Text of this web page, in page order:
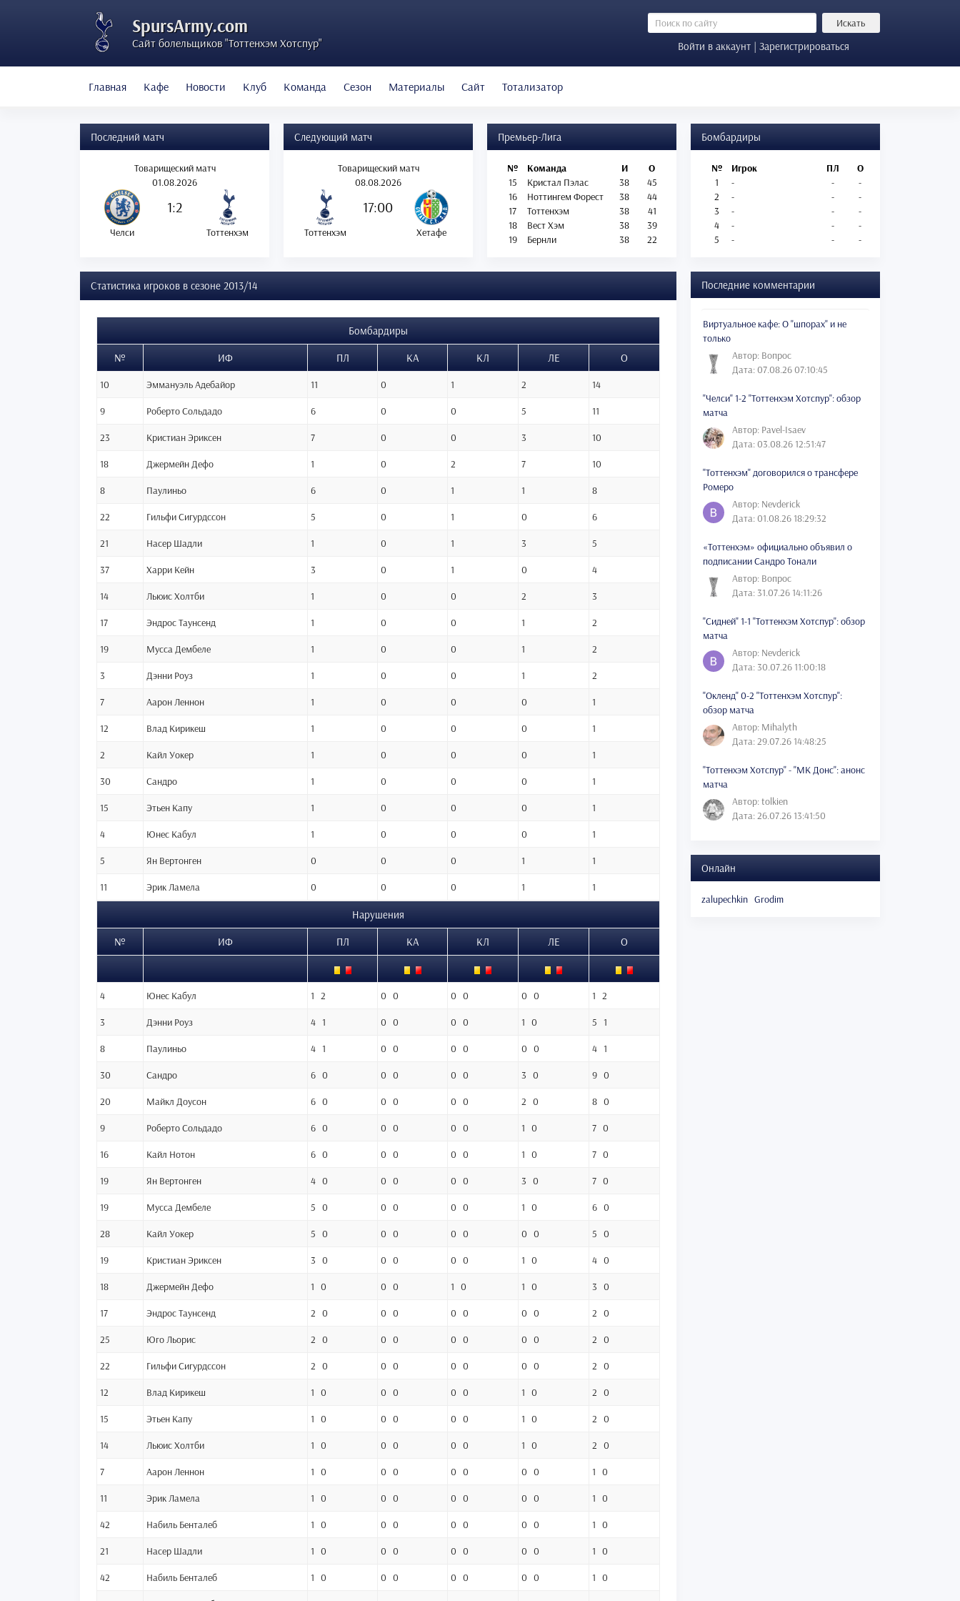
SpursArmy.com
Сайт болельщиков "Тоттенхэм Хотспур"
Искать
Войти в аккаунт | Зарегистрироваться
Главная Кафе Новости Клуб Команда Сезон Материалы Сайт Тотализатор
Последний матч
Товарищеский матч
01.08.2026
1:2
Челси Тоттенхэм
Следующий матч
Товарищеский матч
08.08.2026
17:00
Тоттенхэм Хетафе
Премьер-Лига
№ Команда И
О
15
Кристал Пэлас 38
45
16
Ноттингем Форест 38
44
17
Тоттенхэм 38
41
18
Вест Хэм 38
39
19
Бернли 38 22
Бомбардиры
№ Игрок ПЛ
О
1
- -
-
2
- -
-
3
- -
-
4
- -
-
5
- - -
Статистика игроков в сезоне 2013/14
Бомбардиры
№
ИФ ПЛ КА КЛ ЛЕ О
10 Эммануэль Адебайор 11 0 1 2 14
9 Роберто Сольдадо 6 0 0 5 11
23 Кристиан Эриксен 7 0 0 3 10
18 Джермейн Дефо 1 0 2 7 10
8 Паулиньо 6 0 1 1 8
22 Гильфи Сигурдссон 5 0 1 0 6
21 Насер Шадли 1 0 1 3 5
37 Харри Кейн 3 0 1 0 4
14 Льюис Холтби 1 0 0 2 3
17 Эндрос Таунсенд 1 0 0 1 2
19 Мусса Дембеле 1 0 0 1 2
3 Дэнни Роуз 1 0 0 1 2
7 Аарон Леннон 1 0 0 0 1
12 Влад Кирикеш 1 0 0 0 1
2 Кайл Уокер 1 0 0 0 1
30 Сандро 1 0 0 0 1
15 Этьен Капу 1 0 0 0 1
4 Юнес Кабул 1 0 0 0 1
5 Ян Вертонген 0 0 0 1 1
11 Эрик Ламела 0 0 0 1 1
Нарушения
№
ИФ ПЛ КА КЛ ЛЕ О
4 Юнес Кабул 1 2 0 0 0 0 0 0 1 2
3 Дэнни Роуз 4 1 0 0 0 0 1 0 5 1
8 Паулиньо 4 1 0 0 0 0 0 0 4 1
30 Сандро 6 0 0 0 0 0 3 0 9 0
20 Майкл Доусон 6 0 0 0 0 0 2 0 8 0
9 Роберто Сольдадо 6 0 0 0 0 0 1 0 7 0
16 Кайл Нотон 6 0 0 0 0 0 1 0 7 0
19 Ян Вертонген 4 0 0 0 0 0 3 0 7 0
19 Мусса Дембеле 5 0 0 0 0 0 1 0 6 0
28 Кайл Уокер 5 0 0 0 0 0 0 0 5 0
19 Кристиан Эриксен 3 0 0 0 0 0 1 0 4 0
18 Джермейн Дефо 1 0 0 0 1 0 1 0 3 0
17 Эндрос Таунсенд 2 0 0 0 0 0 0 0 2 0
25 Юго Льорис 2 0 0 0 0 0 0 0 2 0
22 Гильфи Сигурдссон 2 0 0 0 0 0 0 0 2 0
12 Влад Кирикеш 1 0 0 0 0 0 1 0 2 0
15 Этьен Капу 1 0 0 0 0 0 1 0 2 0
14 Льюис Холтби 1 0 0 0 0 0 1 0 2 0
7 Аарон Леннон 1 0 0 0 0 0 0 0 1 0
11 Эрик Ламела 1 0 0 0 0 0 0 0 1 0
42 Набиль Бенталеб 1 0 0 0 0 0 0 0 1 0
21 Насер Шадли 1 0 0 0 0 0 0 0 1 0
42 Набиль Бенталеб 1 0 0 0 0 0 0 0 1 0
Последние комментарии
Виртуальное кафе: О "шпорах" и не
только
Автор: Вопрос
Дата: 07.08.26 07:10:45
"Челси" 1-2 "Тоттенхэм Хотспур": обзор
матча
Автор: Pavel-Isaev
Дата: 03.08.26 12:51:47
"Тоттенхэм" договорился о трансфере
Ромеро
Автор: Nevderick
Дата: 01.08.26 18:29:32
«Тоттенхэм» официально объявил о
подписании Сандро Тонали
Автор: Вопрос
Дата: 31.07.26 14:11:26
"Сидней" 1-1 "Тоттенхэм Хотспур": обзор
матча
Автор: Nevderick
Дата: 30.07.26 11:00:18
"Окленд" 0-2 "Тоттенхэм Хотспур":
обзор матча
Автор: Mihalyth
Дата: 29.07.26 14:48:25
"Тоттенхэм Хотспур" - "МК Донс": анонс
матча
Автор: tolkien
Дата: 26.07.26 13:41:50
Онлайн
zalupechkin Grodim